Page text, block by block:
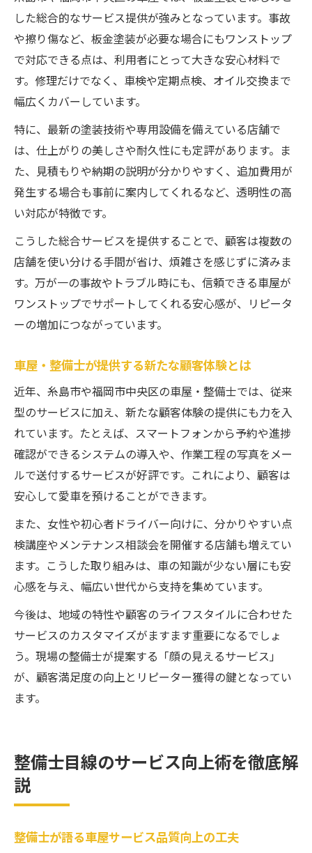
した総合的なサービス提供が強みとなっています。事故
や擦り傷など、板金塗装が必要な場合にもワンストップ
で対応できる点は、利用者にとって大きな安心材料で
す。修理だけでなく、車検や定期点検、オイル交換まで
幅広くカバーしています。
特に、最新の塗装技術や専用設備を備えている店舗で
は、仕上がりの美しさや耐久性にも定評があります。ま
た、見積もりや納期の説明が分かりやすく、追加費用が
発生する場合も事前に案内してくれるなど、透明性の高
い対応が特徴です。
こうした総合サービスを提供することで、顧客は複数の
店舗を使い分ける手間が省け、煩雑さを感じずに済みま
す。万が一の事故やトラブル時にも、信頼できる車屋が
ワンストップでサポートしてくれる安心感が、リピータ
ーの増加につながっています。
車屋・整備士が提供する新たな顧客体験とは
近年、糸島市や福岡市中央区の車屋・整備士では、従来
型のサービスに加え、新たな顧客体験の提供にも力を入
れています。たとえば、スマートフォンから予約や進捗
確認ができるシステムの導入や、作業工程の写真をメー
ルで送付するサービスが好評です。これにより、顧客は
安心して愛車を預けることができます。
また、女性や初心者ドライバー向けに、分かりやすい点
検講座やメンテナンス相談会を開催する店舗も増えてい
ます。こうした取り組みは、車の知識が少ない層にも安
心感を与え、幅広い世代から支持を集めています。
今後は、地域の特性や顧客のライフスタイルに合わせた
サービスのカスタマイズがますます重要になるでしょ
う。現場の整備士が提案する「顔の見えるサービス」
が、顧客満足度の向上とリピーター獲得の鍵となってい
ます。
整備士目線のサービス向上術を徹底解
説
整備士が語る車屋サービス品質向上の工夫